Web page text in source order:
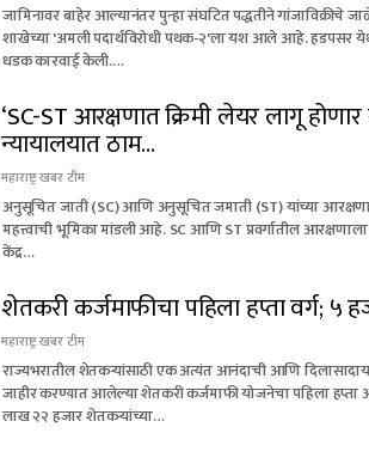
जामिनावर बाहेर आल्यानंतर पुन्हा संघटित पद्धतीने गांजाविक्रीचे
शाखेच्या 'अमली पदार्थविरोधी पथक-२'ला यश आले आहे. हडपसर
धडक कारवाई केली.…
‘SC-ST आरक्षणात क्रिमी लेयर लागू होणार
न्यायालयात ठाम…
महाराष्ट्र खबर टीम
अनुसूचित जाती (SC) आणि अनुसूचित जमाती (ST) यांच्या
महत्त्वाची भूमिका मांडली आहे. SC आणि ST प्रवर्गातील आरक्षणाला
केंद्र…
शेतकरी कर्जमाफीचा पहिला हप्ता वर्ग; ५
महाराष्ट्र खबर टीम
राज्यभरातील शेतकऱ्यांसाठी एक अत्यंत आनंदाची आणि
जाहीर करण्यात आलेल्या शेतकरी कर्जमाफी योजनेचा पहिला
लाख २२ हजार शेतकऱ्यांच्या…